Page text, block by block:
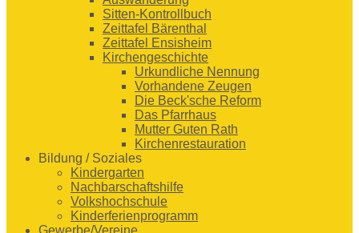
Sitten-Kontrollbuch
Zeittafel Bärenthal
Zeittafel Ensisheim
Kirchengeschichte
Urkundliche Nennung
Vorhandene Zeugen
Die Beck'sche Reform
Das Pfarrhaus
Mutter Guten Rath
Kirchenrestauration
Bildung / Soziales
Kindergarten
Nachbarschaftshilfe
Volkshochschule
Kinderferienprogramm
Gewerbe/Vereine